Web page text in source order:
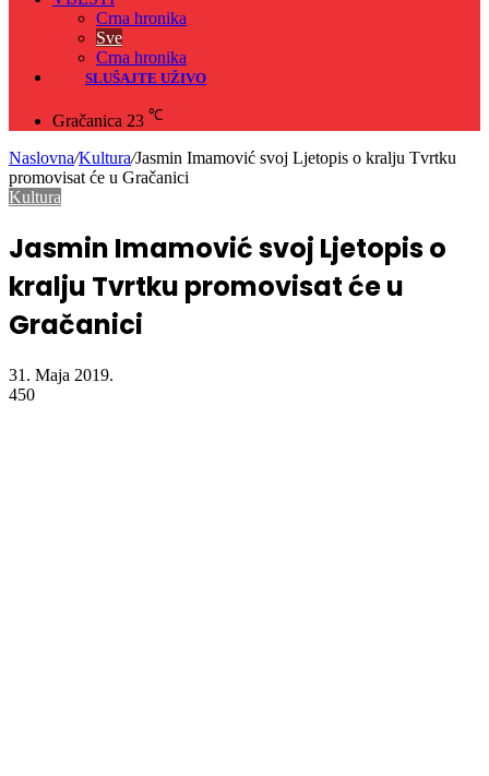
Crna hronika
Sve
Crna hronika
SLUŠAJTE UŽIVO
Gračanica 23 ℃
Naslovna/Kultura/Jasmin Imamović svoj Ljetopis o kralju Tvrtku
promovisat će u Gračanici
Kultura
Jasmin Imamović svoj Ljetopis o
kralju Tvrtku promovisat će u
Gračanici
31. Maja 2019.
450